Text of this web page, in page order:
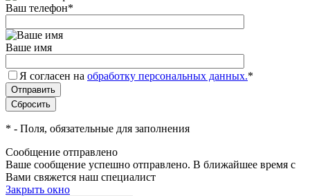
Ваш телефон*
Ваше имя
Я согласен на обработку персональных данных.*
* - Поля, обязательные для заполнения
Сообщение отправлено
Ваше сообщение успешно отправлено. В ближайшее время с
Вами свяжется наш специалист
Закрыть окно